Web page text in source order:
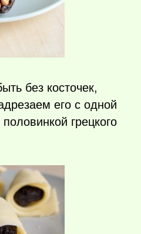
без косточек,
его с одной
грецкого